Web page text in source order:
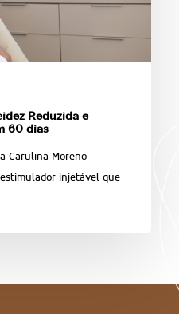
Reduzida e
60 dias
Carulina Moreno
injetável que